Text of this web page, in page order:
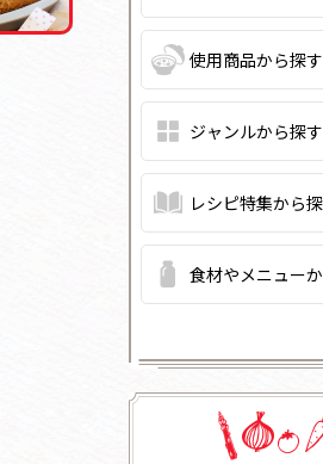
レシピ特集から
食材やメニュー